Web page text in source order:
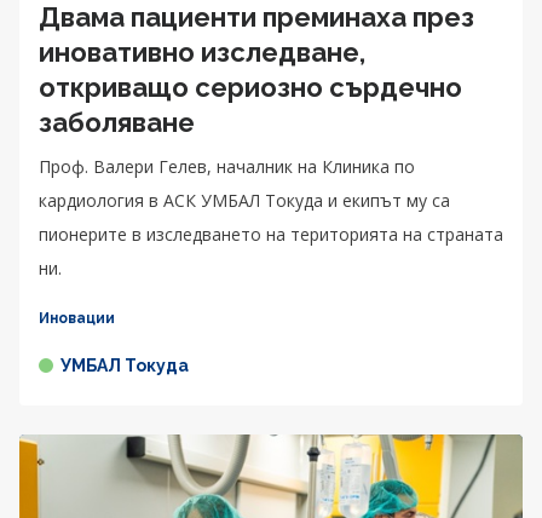
Двама пациенти преминаха през
иновативно изследване,
откриващо сериозно сърдечно
заболяване
Проф. Валери Гелев, началник на Клиника по
кардиология в АСК УМБАЛ Токуда и екипът му са
пионерите в изследването на територията на страната
ни.
Иновации
УМБАЛ Токуда